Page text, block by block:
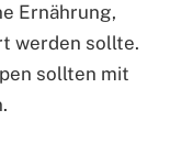
Ernährung,
werden sollte.
sollten mit